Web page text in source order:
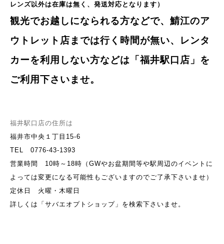
レンズ以外は在庫は無く、発送対応となります ）
観光でお越しになられる方などで、鯖江のア
ウトレット店までは行く時間が無い、レンタ
カーを利用しない方などは「福井駅口店」を
ご利用下さいませ。
福井駅口店の住所は
福井市中央１丁目15-6
TEL 0776-43-1393
営業時間 10時～18時（GWやお盆期間等や駅周辺のイベントに
よっては変更になる可能性もございますのでご了承下さいませ ）
定休日 火曜・木曜日
詳しくは「サバエオプトショップ」を検索下さいませ。